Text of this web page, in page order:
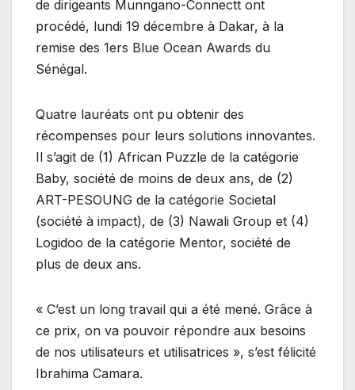
de dirigeants Munngano-Connectt ont
procédé, lundi 19 décembre à Dakar, à la
remise des 1ers Blue Ocean Awards du
Sénégal.
Quatre lauréats ont pu obtenir des
récompenses pour leurs solutions innovantes.
Il s’agit de (1) African Puzzle de la catégorie
Baby, société de moins de deux ans, de (2)
ART-PESOUNG de la catégorie Societal
(société à impact), de (3) Nawali Group et (4)
Logidoo de la catégorie Mentor, société de
plus de deux ans.
« C’est un long travail qui a été mené. Grâce à
ce prix, on va pouvoir répondre aux besoins
de nos utilisateurs et utilisatrices », s’est félicité
Ibrahima Camara.